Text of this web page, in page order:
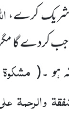
شریک کرے،
گا مگر
ہو ۔(
والرحمۃ